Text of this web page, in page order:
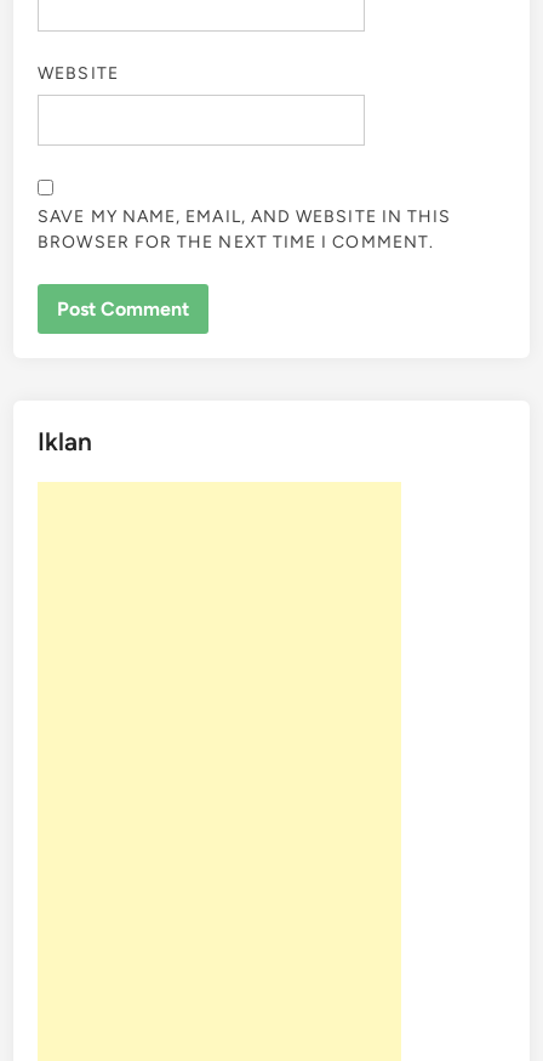
WEBSITE
SAVE MY NAME, EMAIL, AND WEBSITE IN THIS
BROWSER FOR THE NEXT TIME I COMMENT.
Iklan